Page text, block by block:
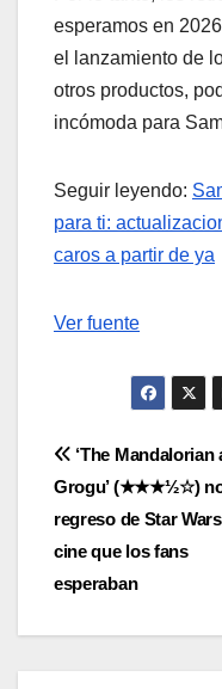
esperamos en
el lanzamiento de
otros productos,
incómoda para
Seguir leyendo:
para ti:
caros a partir de ya
Ver fuente
de
entradas
‘The Mandalorian
Grogu’ (★★★½☆)
regreso de Star
cine que los fans
esperaban